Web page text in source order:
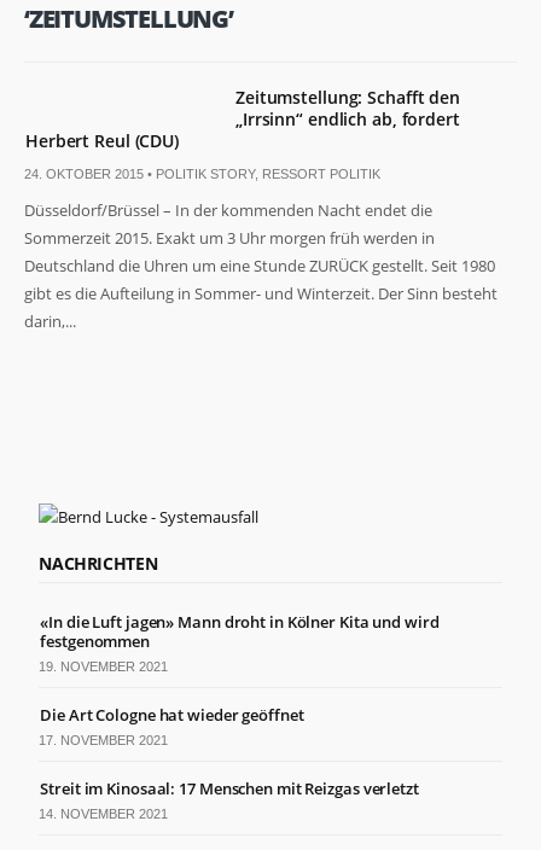
‘ZEITUMSTELLUNG’
Zeitumstellung: Schafft den
„Irrsinn“ endlich ab, fordert
Herbert Reul (CDU)
24. OKTOBER 2015 • POLITIK STORY, RESSORT POLITIK
Düsseldorf/Brüssel – In der kommenden Nacht endet die
Sommerzeit 2015. Exakt um 3 Uhr morgen früh werden in
Deutschland die Uhren um eine Stunde ZURÜCK gestellt. Seit 1980
gibt es die Aufteilung in Sommer- und Winterzeit. Der Sinn besteht
darin,...
NACHRICHTEN
«In die Luft jagen» Mann droht in Kölner Kita und wird
festgenommen
19. NOVEMBER 2021
Die Art Cologne hat wieder geöffnet
17. NOVEMBER 2021
Streit im Kinosaal: 17 Menschen mit Reizgas verletzt
14. NOVEMBER 2021